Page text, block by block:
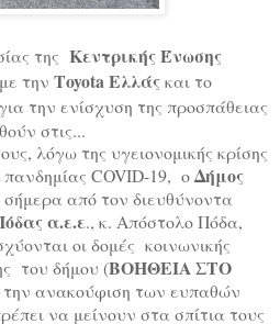
της Κεντρικής Ένωσης
με την ΤoyotaΕλλάςκαι το
την ενίσχυση της προσπάθειας
στις...
λόγω της υγειονομικής κρίσης
COVID-19, οΔήμος
από τον διευθύνοντα
α.ε.ε., κ. Απόστολο Πόδα,
οι δομές κοινωνικής
του δήμου (ΒΟΗΘΕΙΑ ΣΤΟ
την ανακούφιση των ευπαθών
να μείνουν στα σπίτια τους